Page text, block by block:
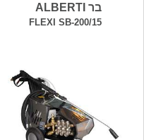
בר ALBERTI
FLEXI SB-200/15